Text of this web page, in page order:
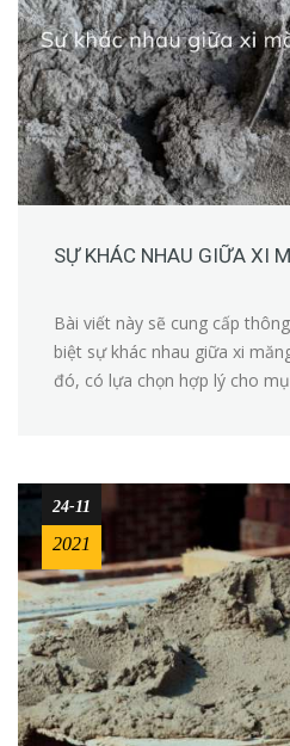
SỰ KHÁC NHAU GIỮA XI
Bài viết này sẽ cung cấp
biệt sự khác nhau giữa xi
đó, có lựa chọn hợp lý cho
24-11
2021